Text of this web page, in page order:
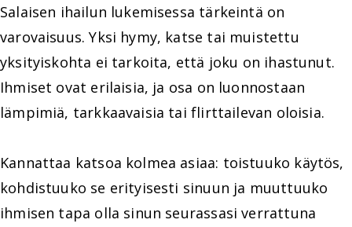
Salaisen ihailun lukemisessa tärkeintä on
varovaisuus. Yksi hymy, katse tai muistettu
yksityiskohta ei tarkoita, että joku on ihastunut.
Ihmiset ovat erilaisia, ja osa on luonnostaan
lämpimiä, tarkkaavaisia tai flirttailevan oloisia.
Kannattaa katsoa kolmea asiaa: toistuuko käytös,
kohdistuuko se erityisesti sinuun ja muuttuuko
ihmisen tapa olla sinun seurassasi verrattuna